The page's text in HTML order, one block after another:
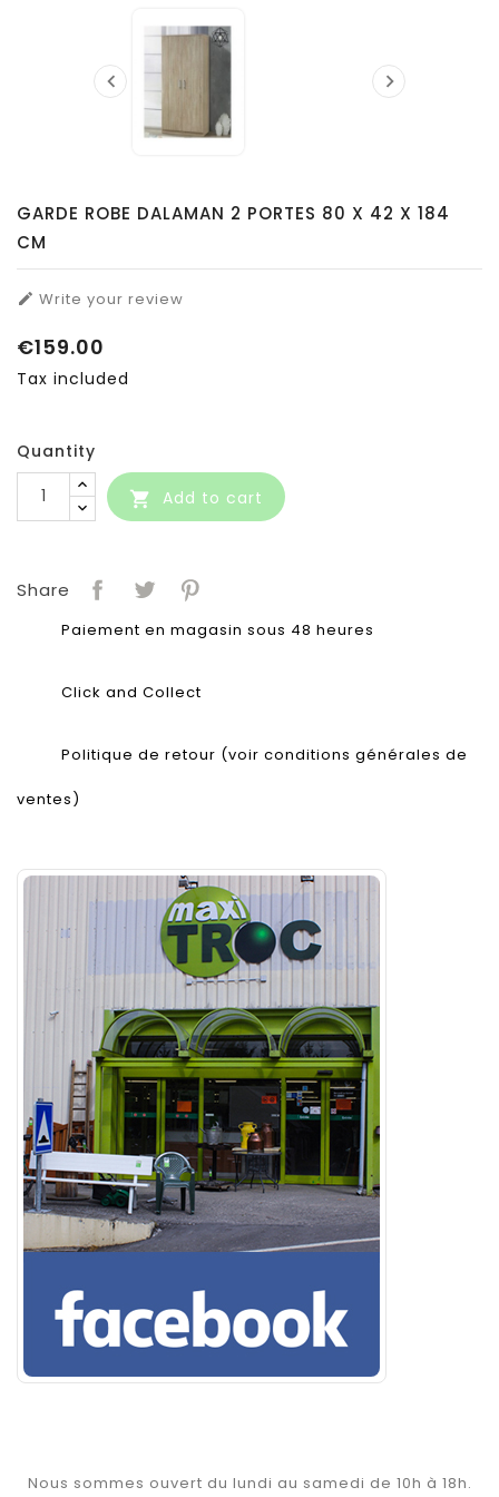
 
GARDE ROBE DALAMAN 2 PORTES 80 X 42 X 184
CM
 Write your review
€159.00
Tax included
Quantity
 Add to cart
Share
Paiement en magasin sous 48 heures
Click and Collect
Politique de retour (voir conditions générales de
ventes)
Nous sommes ouvert du lundi au samedi de 10h à 18h.